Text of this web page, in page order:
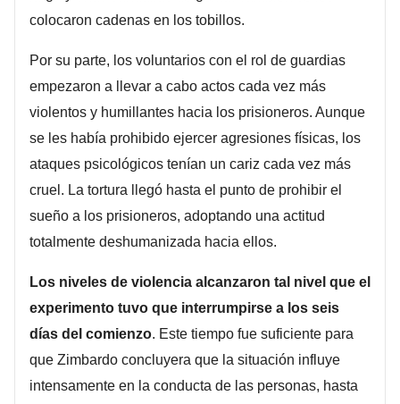
colocaron cadenas en los tobillos.
Por su parte, los voluntarios con el rol de guardias
empezaron a llevar a cabo actos cada vez más
violentos y humillantes hacia los prisioneros. Aunque
se les había prohibido ejercer agresiones físicas, los
ataques psicológicos tenían un cariz cada vez más
cruel. La tortura llegó hasta el punto de prohibir el
sueño a los prisioneros, adoptando una actitud
totalmente deshumanizada hacia ellos.
Los niveles de violencia alcanzaron tal nivel que el
experimento tuvo que interrumpirse a los seis
días del comienzo. Este tiempo fue suficiente para
que Zimbardo concluyera que la situación influye
intensamente en la conducta de las personas, hasta